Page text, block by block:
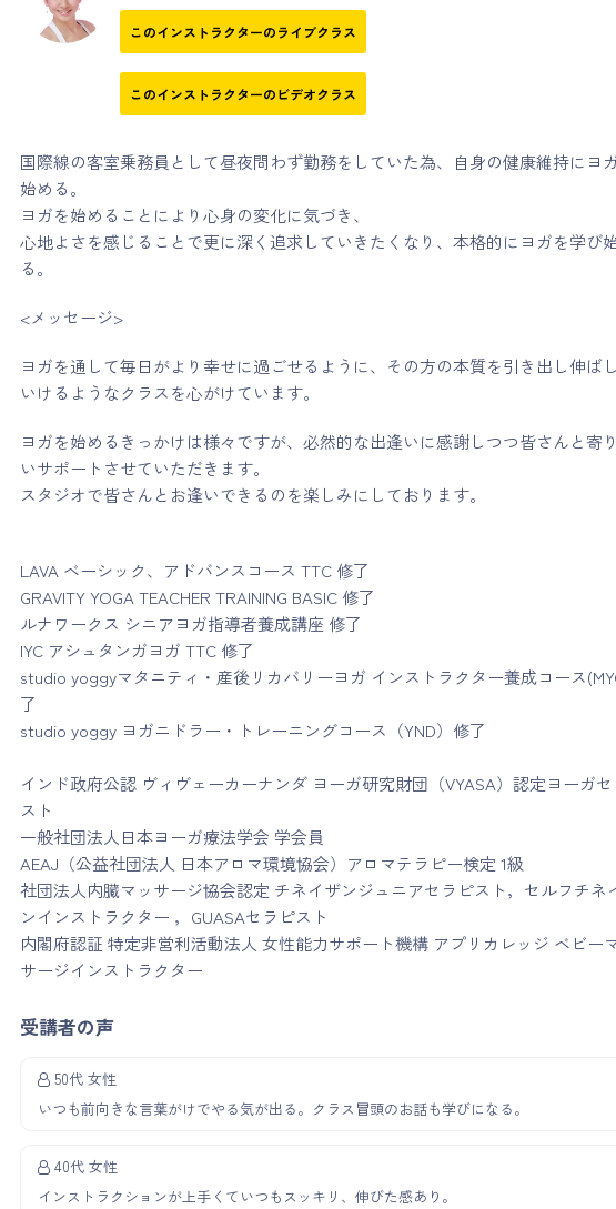
このインストラクターのライブクラス
このインストラクターのビデオクラス
国際線の客室乗務員として昼夜問わず勤務をしていた為、自身の健康維持にヨ
始める。
ヨガを始めることにより心身の変化に気づき、
心地よさを感じることで更に深く追求していきたくなり、本格的にヨガを学び
る。
<メッセージ>
ヨガを通して毎日がより幸せに過ごせるように、その方の本質を引き出し伸ば
いけるようなクラスを心がけています。
ヨガを始めるきっかけは様々ですが、必然的な出逢いに感謝しつつ皆さんと寄
いサポートさせていただきます。
スタジオで皆さんとお逢いできるのを楽しみにしております。
LAVA ベーシック、アドバンスコース TTC 修了
GRAVITY YOGA TEACHER TRAINING BASIC 修了
ルナワークス シニアヨガ指導者養成講座 修了
IYC アシュタンガヨガ TTC 修了
studio yoggyマタニティ・産後リカバリーヨガ インストラクター養成コース
了
studio yoggy ヨガニドラー・トレーニングコース（YND）修了
インド政府公認 ヴィヴェーカーナンダ ヨーガ研究財団（VYASA）認定ヨーガ
スト
一般社団法人日本ヨーガ療法学会 学会員
AEAJ（公益社団法人 日本アロマ環境協会）アロマテラピー検定 1級
社団法人内臓マッサージ協会認定 チネイザンジュニアセラピスト，セルフチネ
ンインストラクター ，GUASAセラピスト
内閣府認証 特定非営利活動法人 女性能力サポート機構 アプリカレッジ ベビー
サージインストラクター
受講者の声
50代 女性
いつも前向きな言葉がけでやる気が出る。クラス冒頭のお話も学びになる。
40代 女性
インストラクションが上手くていつもスッキリ、伸びた感あり。